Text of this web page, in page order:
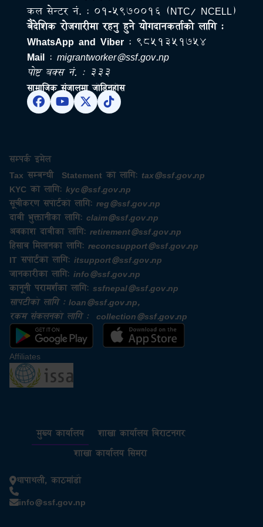
Prev
Page 1 of 231 Next
कल सेन्टर नं. : ०१-५९७००१६ (NTC/ NCELL)
बैदेशिक राेजगारीमा रहनु हुने याेगदानकर्ताकाे लागि :
WhatsApp and Viber : ९८५१३५१७५४
Mail : migrantworker@ssf.gov.np
पोष्ट बक्स नं. : ३३३
सामाजिक संजालमा जोडिनुहोस
सम्पर्क इमेल
Tax सम्बन्धी Statement को लागि: tax@ssf.gov.np
KYC को लागि: kyc@ssf.gov.np
सूचीकरण सपोर्टको लागि: reg@ssf.gov.np
दाबी भुक्तानीका लागि: claim@ssf.gov.np
अवकाश दाबीका लागि: retirement@ssf.gov.np
हिसाब मिलानका लागि: reconcsupport@ssf.gov.np
IT सपोर्टको लागि: itsupport@ssf.gov.np
जानकारीका लागि: info@ssf.gov.np​
कानूनी परामर्शका लागि: ssfnepal@ssf.gov.np​
सापटीको लागि : loan@ssf.gov.np,
रकम संकलनको लागि : collection@ssf.gov.np
Affiliates
मुख्य कार्यालय
शाखा कार्यालय बिराटनगर
शाखा कार्यालय सिमरा
थापाथली, काठमांडौ
info@ssf.gov.np